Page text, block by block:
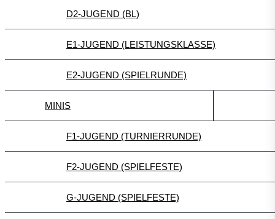
D2-JUGEND (BL)
E1-JUGEND (LEISTUNGSKLASSE)
E2-JUGEND (SPIELRUNDE)
MINIS
F1-JUGEND (TURNIERRUNDE)
F2-JUGEND (SPIELFESTE)
G-JUGEND (SPIELFESTE)